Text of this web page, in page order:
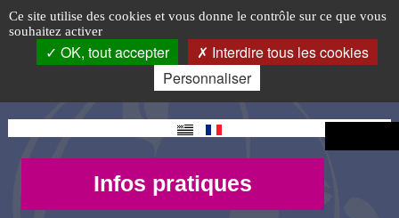
Panneau de gestion des cookies
Ce site utilise des cookies et vous donne le contrôle sur ce que vous
souhaitez activer
OK, tout accepter
Interdire tous les cookies
Personnaliser
Accéder
au
menu
principal
Accéder
au
contenu
Accéder
à
connexion
Télécharger
audio
ou
Logo
top-
Changement
de langue
Mon
compte -
Infos
pratiques
Infos pratiques